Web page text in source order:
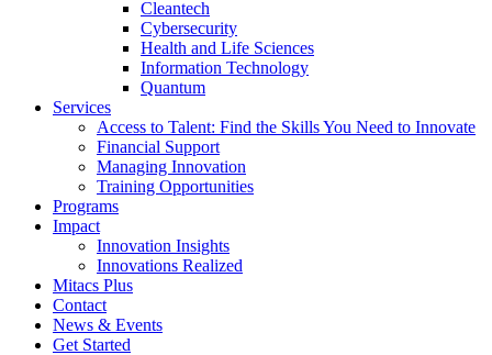
Cleantech
Cybersecurity
Health and Life Sciences
Information Technology
Quantum
Services
Access to Talent: Find the Skills You Need to Innovate
Financial Support
Managing Innovation
Training Opportunities
Programs
Impact
Innovation Insights
Innovations Realized
Mitacs Plus
Contact
News & Events
Get Started